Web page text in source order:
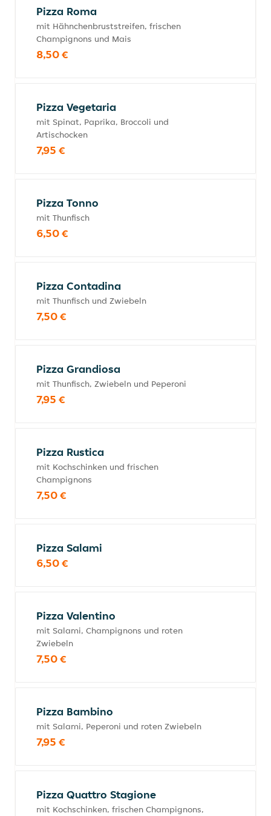
Pizza Roma
mit Hähnchenbruststreifen, frischen
Champignons und Mais
8,50 €
Pizza Vegetaria
mit Spinat, Paprika, Broccoli und
Artischocken
7,95 €
Pizza Tonno
mit Thunfisch
6,50 €
Pizza Contadina
mit Thunfisch und Zwiebeln
7,50 €
Pizza Grandiosa
mit Thunfisch, Zwiebeln und Peperoni
7,95 €
Pizza Rustica
mit Kochschinken und frischen
Champignons
7,50 €
Pizza Salami
6,50 €
Pizza Valentino
mit Salami, Champignons und roten
Zwiebeln
7,50 €
Pizza Bambino
mit Salami, Peperoni und roten Zwiebeln
7,95 €
Pizza Quattro Stagione
mit Kochschinken, frischen Champignons,